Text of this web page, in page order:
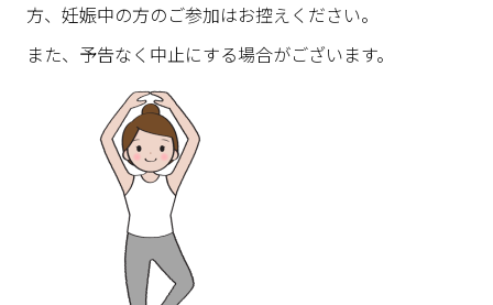
方、妊娠中の方のご参加はお控えください。
また、予告なく中止にする場合がございます。